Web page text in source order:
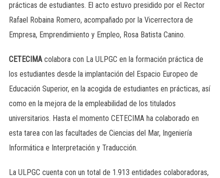
prácticas de estudiantes. El acto estuvo presidido por el Rector
Rafael Robaina Romero, acompañado por la Vicerrectora de
Empresa, Emprendimiento y Empleo, Rosa Batista Canino.
CETECIMAcolabora con La ULPGC en la formación práctica de
los estudiantes desde la implantación del Espacio Europeo de
Educación Superior, en la acogida de estudiantes en prácticas, así
como en la mejora de la empleabilidad de los titulados
universitarios. Hasta el momento CETECIMA ha colaborado en
esta tarea con las facultades de Ciencias del Mar, Ingeniería
Informática e Interpretación y Traducción.
La ULPGC cuenta con un total de 1.913 entidades colaboradoras,